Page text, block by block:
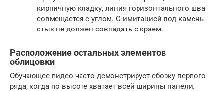
кирпичную кладку, линия горизонтального шва
совмещается с углом. С имитацией под камень
стык не должен совпадать с краем.
Расположение остальных элементов
облицовки
Обучающее видео часто демонстрирует сборку первого
ряда, когда по высоте хватает всей ширины панели.